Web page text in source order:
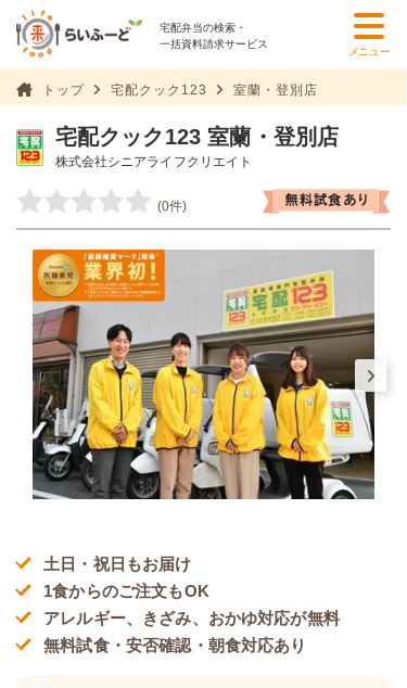
宅配弁当の検索・
一括資料請求サービス
メニュー
トップ 宅配クック123 室蘭・登別店
宅配クック123 室蘭・登別店
株式会社シニアライフクリエイト
(0件)
土日・祝日もお届け
1食からのご注文もOK
アレルギー、きざみ、おかゆ対応が無料
無料試食・安否確認・朝食対応あり